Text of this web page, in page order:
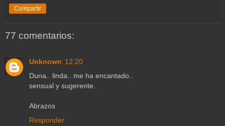
Compartir
77 comentarios:
Unknown 12:20
Duna.. linda.. me ha encantado..
sensual y sugerente.
Abrazos
Responder